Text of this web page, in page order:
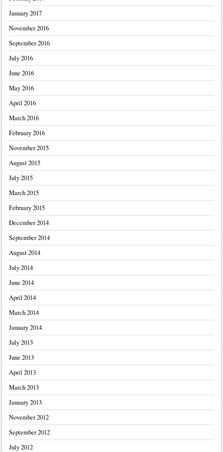
January 2017
November 2016
September 2016
July 2016
June 2016
May 2016
April 2016
March 2016
February 2016
November 2015
August 2015
July 2015
March 2015
February 2015
December 2014
September 2014
August 2014
July 2014
June 2014
April 2014
March 2014
January 2014
July 2013
June 2013
April 2013
March 2013
January 2013
November 2012
September 2012
July 2012